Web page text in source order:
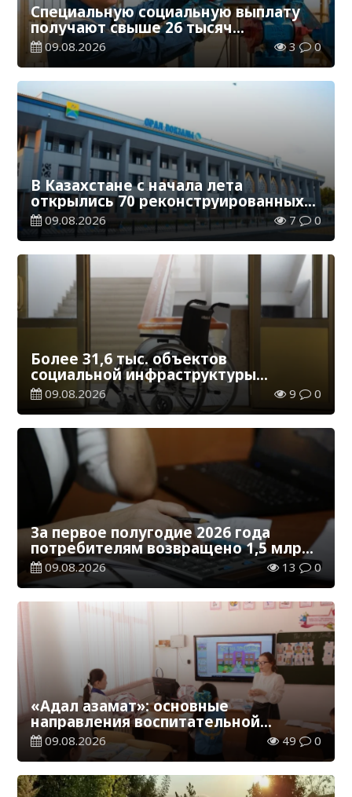
Специальную социальную выплату
получают свыше 26 тысяч
работников, занятых во вредных
условиях труда
09.08.2026 3 0
В Казахстане с начала лета
открылись 70 реконструированных
железнодорожных вокзалов
09.08.2026 7 0
Более 31,6 тыс. объектов
социальной инфраструктуры
адаптированы для лиц с
инвалидностью
09.08.2026 9 0
За первое полугодие 2026 года
потребителям возвращено 1,5 млрд
тенге
09.08.2026 13 0
«Адал азамат»: основные
направления воспитательной
работы в новом учебном году
09.08.2026 49 0